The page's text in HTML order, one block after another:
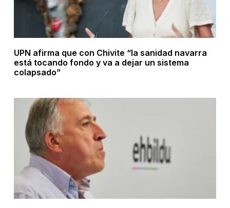
UPN afirma que con Chivite “la sanidad navarra
está tocando fondo y va a dejar un sistema
colapsado”